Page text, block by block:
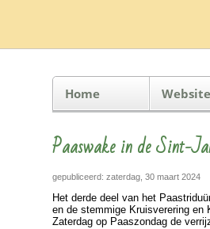
Home
Paaswake in de Sint-
gepubliceerd: zaterdag, 30 maart 2024
Het derde deel van het
en de stemmige Kruis­ver­ering en
Zater­dag op Paas­zon­dag de